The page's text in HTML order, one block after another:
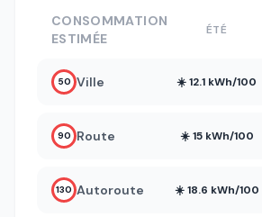
CONSOMMATION
ESTIMÉE
ÉTÉ
50 Ville ☀️ 12.1 kWh/100
90 Route ☀️ 15 kWh/100
130 Autoroute ☀️ 18.6 kWh/100